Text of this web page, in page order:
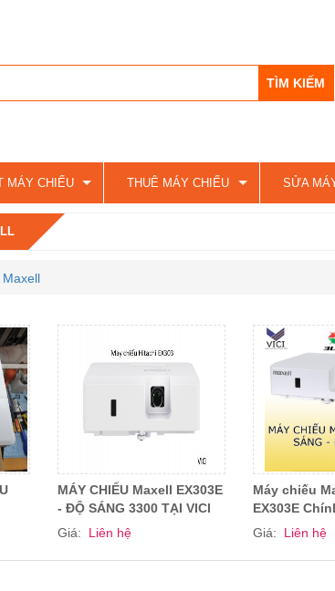
MÁY CHIẾU THUÊ MÁY CHIẾU SỬA
MÁY CHIẾU Maxell EX303E
- ĐỘ SÁNG 3300 TẠI VICI
Giá:
Liên hệ
Máy chiếu
EX303E
Giá:
Liên hệ